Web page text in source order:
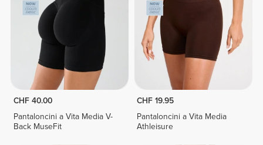
CHF 40.00
Pantaloncini a Vita Media V-
Back MuseFit
CHF 19.95
Pantaloncini a Vita Media
Athleisure